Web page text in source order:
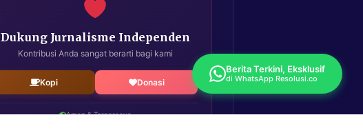
Dukung Jurnalisme Independen
Kontribusi Anda sangat berarti bagi kami
Kopi Donasi
Aman & Terpercaya
Berita Terkini, Eksklusif
di WhatsApp Resolusi.co